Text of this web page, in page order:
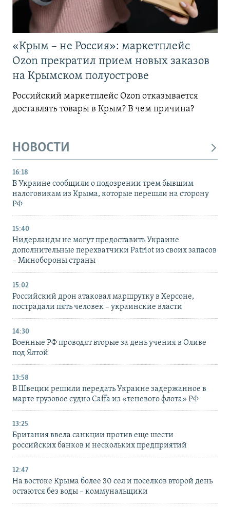
«Крым – не Россия»: маркетплейс
Ozon прекратил прием новых заказов
на Крымском полуострове
Российский маркетплейс Ozon отказывается
доставлять товары в Крым? В чем причина?
НОВОСТИ
16:18
В Украине сообщили о подозрении трем бывшим
налоговикам из Крыма, которые перешли на сторону
РФ
15:40
Нидерланды не могут предоставить Украине
дополнительные перехватчики Patriot из своих запасов
– Минобороны страны
15:02
Российский дрон атаковал маршрутку в Херсоне,
пострадали пять человек – украинские власти
14:30
Военные РФ проводят вторые за день учения в Оливе
под Ялтой
13:58
В Швеции решили передать Украине задержанное в
марте грузовое судно Caffa из «теневого флота» РФ
13:25
Британия ввела санкции против еще шести
российских банков и нескольких предприятий
12:47
На востоке Крыма более 30 сел и поселков второй день
остаются без воды – коммунальщики